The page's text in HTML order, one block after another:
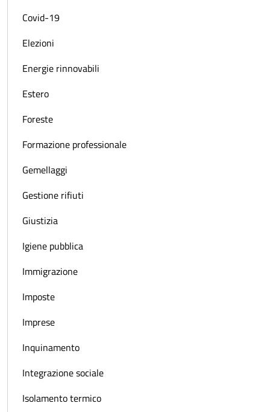
Covid-19
Elezioni
Energie rinnovabili
Estero
Foreste
Formazione professionale
Gemellaggi
Gestione rifiuti
Giustizia
Igiene pubblica
Immigrazione
Imposte
Imprese
Inquinamento
Integrazione sociale
Isolamento termico